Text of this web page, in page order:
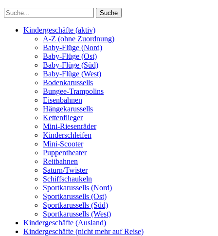
Kindergeschäfte (aktiv)
A-Z (ohne Zuordnung)
Baby-Flüge (Nord)
Baby-Flüge (Ost)
Baby-Flüge (Süd)
Baby-Flüge (West)
Bodenkarussells
Bungee-Trampolins
Eisenbahnen
Hängekarussells
Kettenflieger
Mini-Riesenräder
Kinderschleifen
Mini-Scooter
Puppentheater
Reitbahnen
Saturn/Twister
Schiffschaukeln
Sportkarussells (Nord)
Sportkarussells (Ost)
Sportkarussells (Süd)
Sportkarussells (West)
Kindergeschäfte (Ausland)
Kindergeschäfte (nicht mehr auf Reise)